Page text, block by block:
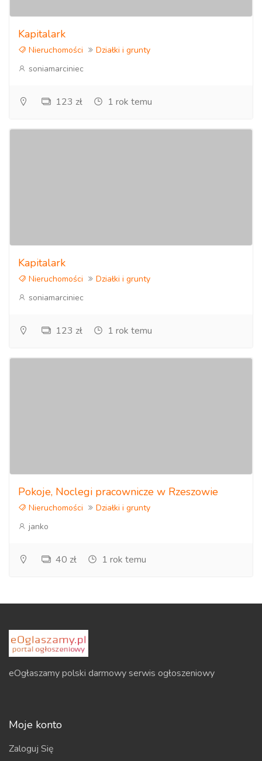
Kapitalark
Nieruchomości
Działki i grunty
soniamarciniec
123 zł 1 rok temu
Kapitalark
Nieruchomości
Działki i grunty
soniamarciniec
123 zł 1 rok temu
Pokoje, Noclegi pracownicze w Rzeszowie
Nieruchomości
Działki i grunty
janko
40 zł 1 rok temu
eOgłaszamy polski darmowy serwis ogłoszeniowy
Moje konto
Zaloguj Się